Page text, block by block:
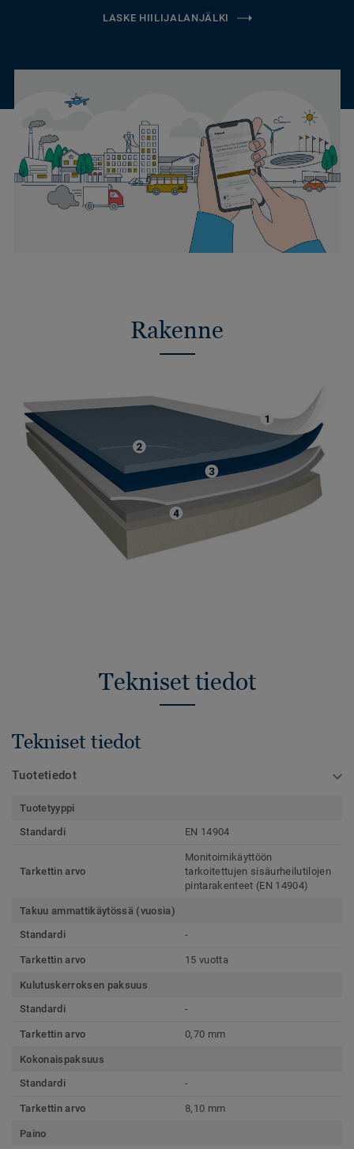
LASKE HIILIJALANJÄLKI
Rakenne
Tekniset tiedot
Tekniset tiedot
Tuotetiedot
Tuotetyyppi
Standardi
EN 14904
Tarkettin arvo
Monitoimikäyttöön
tarkoitettujen sisäurheilutilojen
pintarakenteet (EN 14904)
Takuu ammattikäytössä (vuosia)
Standardi
-
Tarkettin arvo 15 vuotta
Kulutuskerroksen paksuus
Standardi
-
Tarkettin arvo 0,70 mm
Kokonaispaksuus
Standardi
-
Tarkettin arvo 8,10 mm
Paino